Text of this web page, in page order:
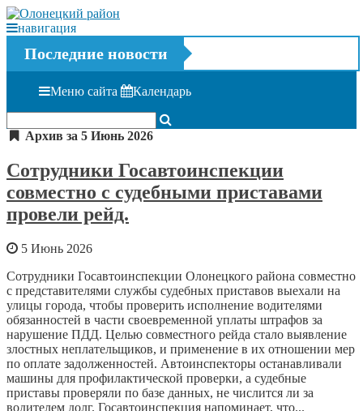
навигация
Последние новости
Меню сайта Календарь
Архив за 5 Июнь 2026
Сотрудники Госавтоинспекции
совместно с судебными приставами
провели рейд.
5 Июнь 2026
Сотрудники Госавтоинспекции Олонецкого района совместно
с представителями службы судебных приставов выехали на
улицы города, чтобы проверить исполнение водителями
обязанностей в части своевременной уплаты штрафов за
нарушение ПДД. Целью совместного рейда стало выявление
злостных неплательщиков, и применение в их отношении мер
по оплате задолженностей. Автоинспекторы останавливали
машины для профилактической проверки, а судебные
приставы проверяли по базе данных, не числится ли за
водителем долг. Госавтоинспекция напоминает, что...